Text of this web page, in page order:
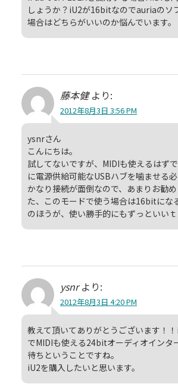
しょうか？iU2が16bitなのでauriaのソ
場合はどちらがいいのか悩んでいます。
藤本健 より:
2012年8月3日 3:56 PM
ysnrさん
こんにちは。
試してないですが、MIDIも使えるはず
に電源供給可能なUSBハブを噛ませる必
かなり接続が面倒なので、あまりお勧
た、このモードで使う場合は16bitにな
のほうが、使い勝手的にもずっといいｔ
ysnr より:
2012年8月3日 4:20 PM
教えて頂いてありがとうございます！
でMIDIも使える24bitオーディオインタ
待ちということですね。
iU2を購入したいと思います。